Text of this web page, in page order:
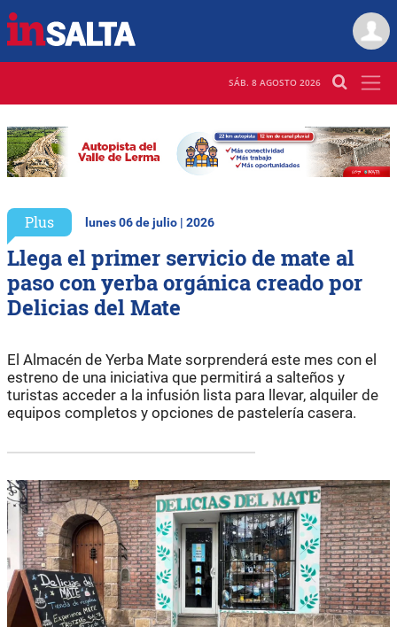
SÁB. 8 AGOSTO 2026
Plus lunes 06 de julio | 2026
Llega el primer servicio de mate al
paso con yerba orgánica creado por
Delicias del Mate
El Almacén de Yerba Mate sorprenderá este mes con el
estreno de una iniciativa que permitirá a salteños y
turistas acceder a la infusión lista para llevar, alquiler de
equipos completos y opciones de pastelería casera.